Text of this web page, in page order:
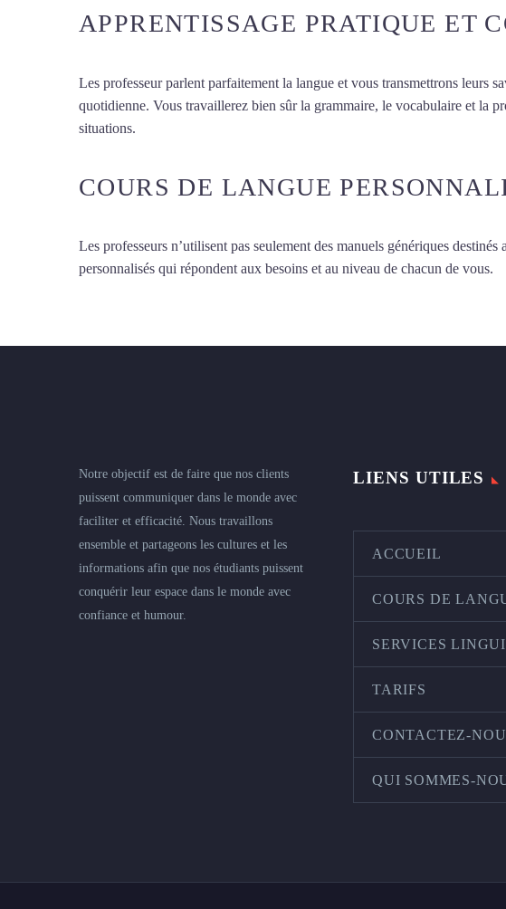
APPRENTISSAGE PRATIQUE ET
Les professeur parlent parfaitement la langue et vous transmettrons leurs
quotidienne. Vous travaillerez bien sûr la grammaire, le vocabulaire et la
situations.
COURS DE LANGUE
Les professeurs n’utilisent pas seulement des manuels génériques
personnalisés qui répondent aux besoins et au niveau de chacun de vous.
Notre objectif est de faire que nos clients
puissent communiquer dans le monde avec
faciliter et efficacité. Nous travaillons
ensemble et partageons les cultures et les
informations afin que nos étudiants puissent
conquérir leur espace dans le monde avec
confiance et humour.
LIENS UTILES
ACCUEIL
COURS DE
SERVICES
TARIFS
CONTACTEZ-
QUI SOMMES-